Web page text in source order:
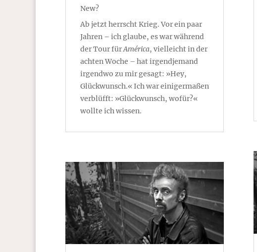
New?
Ab jetzt herrscht Krieg. Vor ein paar
Jahren – ich glaube, es war während
der Tour fürAmérica, vielleicht in der
achten Woche – hat irgendjemand
irgendwo zu mir gesagt: »Hey,
Glückwunsch.« Ich war einigermaßen
verblüfft: »Glückwunsch, wofür?«
wollte ich wissen.